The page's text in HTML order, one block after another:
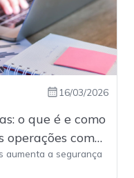
16/03/2026
o que é e como
operações com
aumenta a segurança